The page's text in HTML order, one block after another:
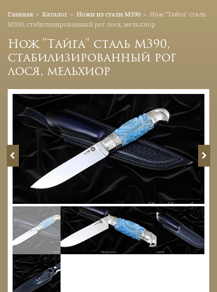
Главная » Каталог » Ножи из стали М390 » Нож "Тайга" сталь
М390, стабилизированный рог лося, мельхиор
Нож "Тайга" сталь М390,
стабилизированный рог
лося, мельхиор